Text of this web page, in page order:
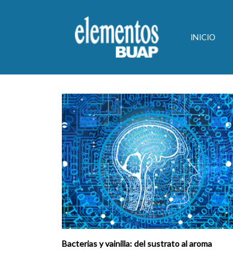
INICIO
Bacterias y vainilla: del sustrato al aroma